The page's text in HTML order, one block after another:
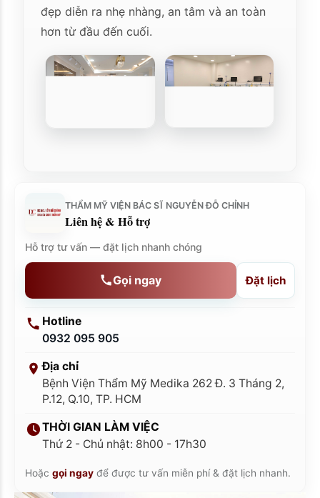
đẹp diễn ra nhẹ nhàng, an tâm và an toàn
hơn từ đầu đến cuối.
THẨM MỸ VIỆN BÁC SĨ NGUYỄN ĐỖ CHỈNH
Liên hệ & Hỗ trợ
Hỗ trợ tư vấn — đặt lịch nhanh chóng
Gọi ngay Đặt lịch
Hotline
0932 095 905
Địa chỉ
Bệnh Viện Thẩm Mỹ Medika 262 Đ. 3 Tháng 2,
P.12, Q.10, TP. HCM
THỜI GIAN LÀM VIỆC
Thứ 2 - Chủ nhật: 8h00 - 17h30
Hoặc gọi ngay để được tư vấn miễn phí & đặt lịch nhanh.